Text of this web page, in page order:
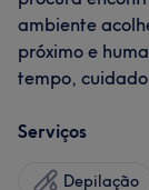
ambiente
próximo e
tempo,
Serviços
Depilação